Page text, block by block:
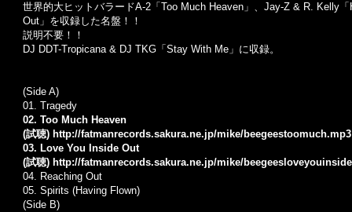
世界的大ヒットバラードA-2「Too Much Heaven」、Jay-Z & R. Kelly
Out」を収録した名盤！！
説明不要！！
DJ DDT-Tropicana & DJ TKG「Stay With Me」に収録。
(Side A)
01. Tragedy
02. Too Much Heaven
(試聴) http://fatmanrecords.sakura.ne.jp/mike/beegeestoomuch.mp3
03. Love You Inside Out
(試聴) http://fatmanrecords.sakura.ne.jp/mike/
04. Reaching Out
05. Spirits (Having Flown)
(Side B)